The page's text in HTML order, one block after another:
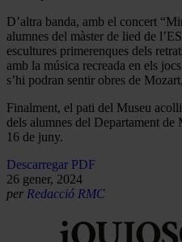
D’altra banda, amb el concert
alumnes del màster de lied de
escultures primerenques dels
amb la música recreada en els
s’hi podran sentir obres de
Finalment, el pati del Museu
dels alumnes del Departament
16 de juny.
Descarregar PDF
26 gener, 2024
per Redacció RMC